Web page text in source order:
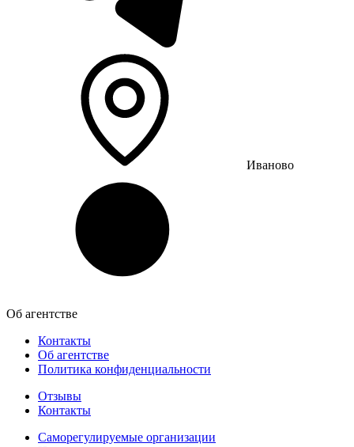
Иваново
Об агентстве
Контакты
Об агентстве
Политика конфиденциальности
Отзывы
Контакты
Саморегулируемые организации